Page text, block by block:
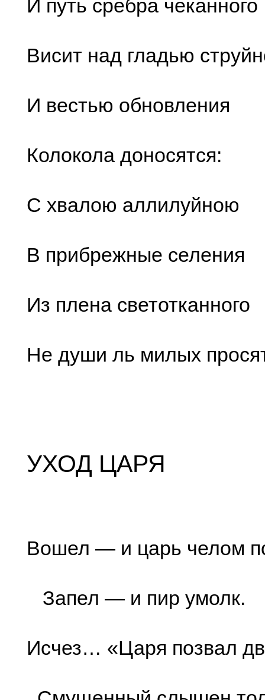
И путь сребра чеканного
Висит над гладью
И вестью обновления
Колокола доносятся:
С хвалою аллилуйною
В прибрежные селения
Из плена светотканного
Не души ль милых
УХОД ЦАРЯ
Вошел — и царь челом
Запел — и пир умолк.
Исчез… «Царя позвал